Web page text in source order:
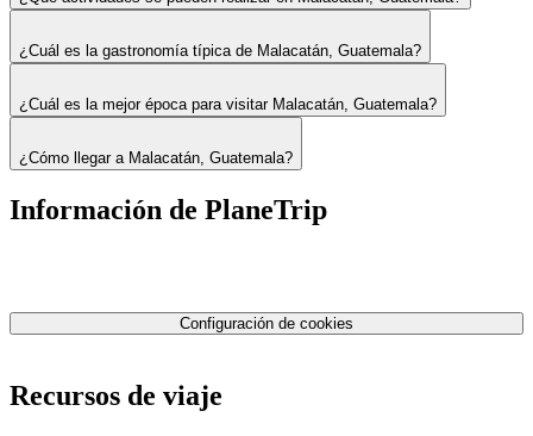
¿Cuál es la gastronomía típica de Malacatán, Guatemala?
¿Cuál es la mejor época para visitar Malacatán, Guatemala?
¿Cómo llegar a Malacatán, Guatemala?
Información de PlaneTrip
Configuración de cookies
Recursos de viaje